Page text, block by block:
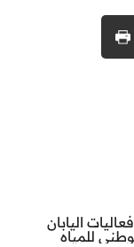
اليابان
للمياه